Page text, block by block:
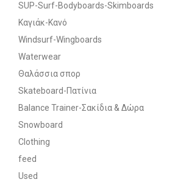
SUP-Surf-Bodyboards-Skimboards
Καγιάκ-Κανό
Windsurf-Wingboards
Waterwear
Θαλάσσια σπορ
Skateboard-Πατίνια
Balance Trainer-Σακίδια & Δώρα
Snowboard
Clothing
feed
Used